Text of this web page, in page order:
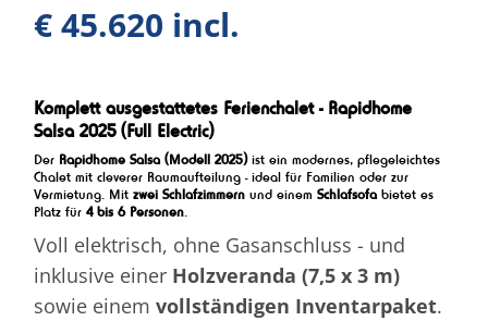
€ 45.620 incl.
Komplett ausgestattetes Ferienchalet - Rapidhome
Salsa 2025 (Full Electric)
Der Rapidhome Salsa (Modell 2025)ist ein modernes, pflegeleichtes
Chalet mit cleverer Raumaufteilung - ideal für Familien oder zur
Vermietung. Mit zwei Schlafzimmern und einem Schlafsofa bietet es
Platz für 4 bis 6 Personen.
Voll elektrisch, ohne Gasanschluss - und
inklusive einer Holzveranda (7,5 x 3 m)
sowie einem vollständigen Inventarpaket.